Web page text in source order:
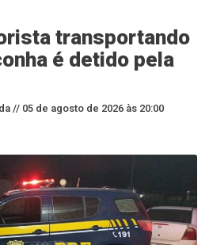
transportando
é detido pela
// 05 de agosto de 2026 às 20:00